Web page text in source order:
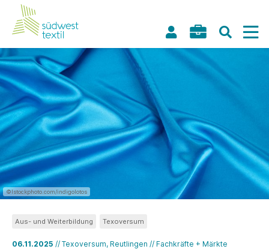
©Istockphoto.com/indigolotos
06.11.2025 // Texoversum, Reutlingen // Fachkräfte + Märkte
Aus- und Weiterbildung Texoversum